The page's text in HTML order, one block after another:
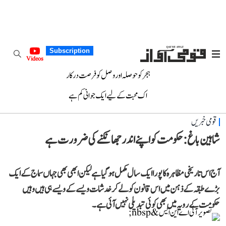
Subscription
Videos
ہجر کو حوصلہ اور وصل کو فرصت درکار
اک محبت کے لیے ایک جوانی کم ہے
قومی خبریں
شاہین باغ :حکومت کو اپنے اندر جھانکنے کی ضرورت ہے
آج اس تاریخی مظاہرہ کا پورا ایک سال مکمل ہو گیا ہے لیکن ابھی بھی جہاں سماج کے ایک
بڑے طبقہ کے ذہن میں اس قانون کو لے کر خدشات ویسے کے ویسے ہی ہیں وہیں
حکومت کے رویہ میں بھی کوئی تبدیلی نہیں آئی ہے۔